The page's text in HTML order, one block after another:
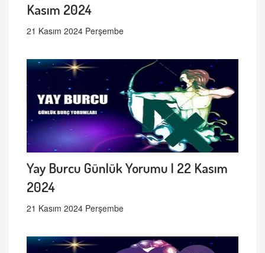
Kasım 2024
21 Kasım 2024 Perşembe
Yay Burcu Günlük Yorumu | 22 Kasım
2024
21 Kasım 2024 Perşembe